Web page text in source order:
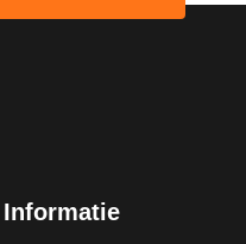
Informatie